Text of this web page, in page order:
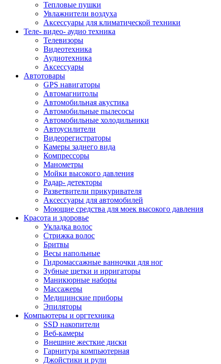
Тепловые пушки
Увлажнители воздуха
Аксессуары для климатической техники
Теле- видео- аудио техника
Телевизоры
Видеотехника
Аудиотехника
Аксессуары
Автотовары
GPS навигаторы
Автомагнитолы
Автомобильная акустика
Автомобильные пылесосы
Автомобильные холодильники
Автоусилители
Видеорегистраторы
Камеры заднего вида
Компрессоры
Манометры
Мойки высокого давления
Радар- детекторы
Разветвители прикуривателя
Аксессуары для автомобилей
Моющие средства для моек высокого давления
Красота и здоровье
Укладка волос
Стрижка волос
Бритвы
Весы напольные
Гидромассажные ванночки для ног
Зубные щетки и ирригаторы
Маникюрные наборы
Массажеры
Медицинские приборы
Эпиляторы
Компьютеры и оргтехника
SSD накопители
Веб-камеры
Внешние жесткие диски
Гарнитура компьютерная
Джойстики и рули